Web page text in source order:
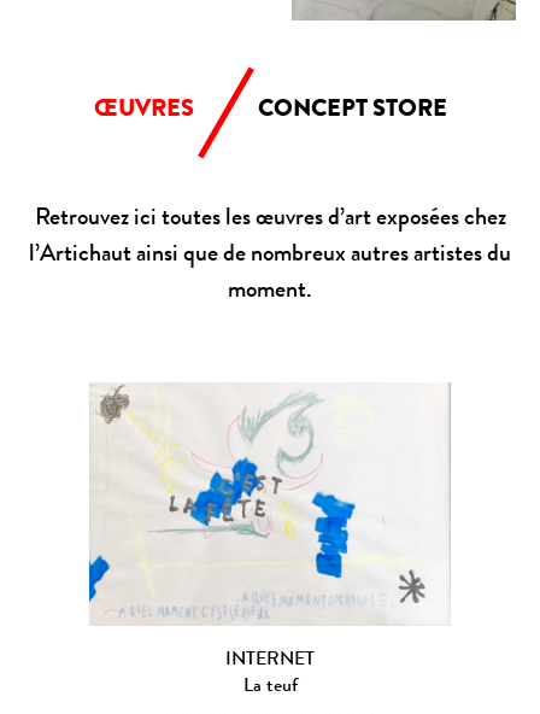
ŒUVRES CONCEPT STORE
Retrouvez ici toutes les œuvres d’art exposées chez
l’Artichaut ainsi que de nombreux autres artistes du
moment.
INTERNET
La teuf